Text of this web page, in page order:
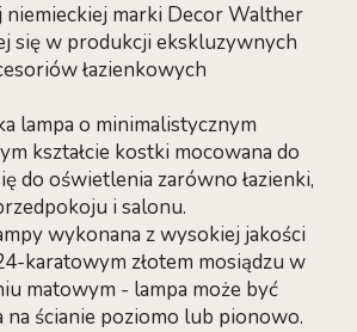
marki Decor Walther
się w produkcji ekskluzywnych
łazienkowych
lampa o minimalistycznym
kształcie kostki mocowana do
do oświetlenia zarówno łazienki,
i salonu.
wykonana z wysokiej jakości
karatowym złotem mosiądzu w
matowym - lampa może być
na ścianie poziomo lub pionowo.